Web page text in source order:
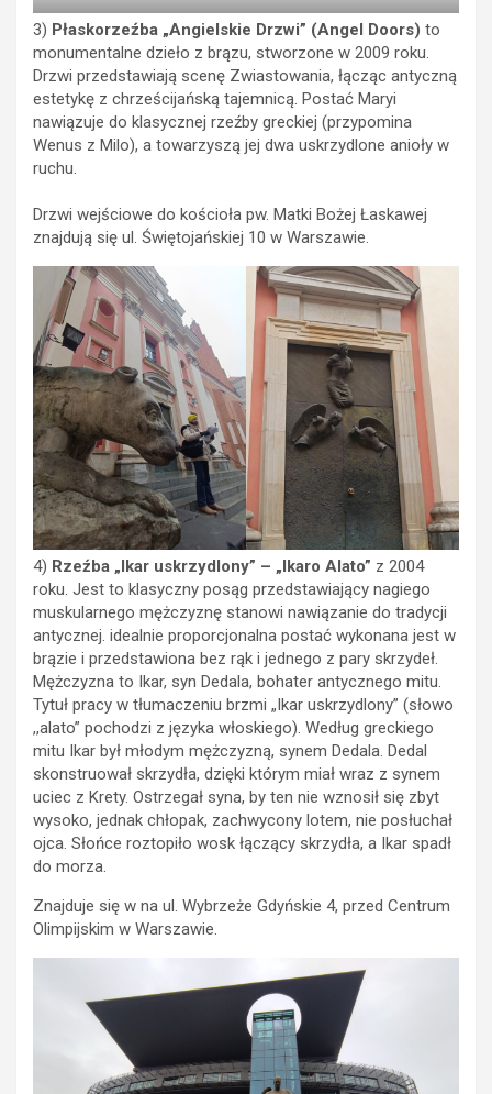
3) Płaskorzeźba „Angielskie Drzwi” (Angel Doors) to
monumentalne dzieło z brązu, stworzone w 2009 roku.
Drzwi przedstawiają scenę Zwiastowania, łącząc antyczną
estetykę z chrześcijańską tajemnicą. Postać Maryi
nawiązuje do klasycznej rzeźby greckiej (przypomina
Wenus z Milo), a towarzyszą jej dwa uskrzydlone anioły w
ruchu.
Drzwi wejściowe do kościoła pw. Matki Bożej Łaskawej
znajdują się ul. Świętojańskiej 10 w Warszawie.
4) Rzeźba „Ikar uskrzydlony” – „Ikaro Alato” z 2004
roku. Jest to klasyczny posąg przedstawiający nagiego
muskularnego mężczyznę stanowi nawiązanie do tradycji
antycznej. idealnie proporcjonalna postać wykonana jest w
brązie i przedstawiona bez rąk i jednego z pary skrzydeł.
Mężczyzna to Ikar, syn Dedala, bohater antycznego mitu.
Tytuł pracy w tłumaczeniu brzmi „Ikar uskrzydlony” (słowo
,,alato” pochodzi z języka włoskiego). Według greckiego
mitu Ikar był młodym mężczyzną, synem Dedala. Dedal
skonstruował skrzydła, dzięki którym miał wraz z synem
uciec z Krety. Ostrzegał syna, by ten nie wznosił się zbyt
wysoko, jednak chłopak, zachwycony lotem, nie posłuchał
ojca. Słońce roztopiło wosk łączący skrzydła, a Ikar spadł
do morza.
Znajduje się w na ul. Wybrzeże Gdyńskie 4, przed Centrum
Olimpijskim w Warszawie.